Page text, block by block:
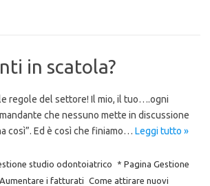
in scatola?
regole del settore! Il mio, il tuo….ogni
che nessuno mette in discussione
così”. Ed è così che finiamo… Leggi tutto »
studio odontoiatrico
* Pagina Gestione
Aumentare i fatturati Come attirare nuovi